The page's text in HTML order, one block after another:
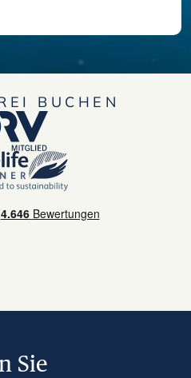
BUCHEN
Sie